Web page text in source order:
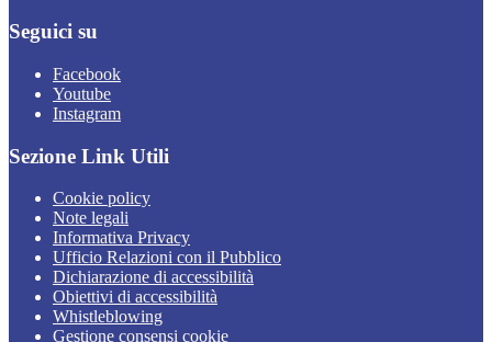
Seguici su
Facebook
Youtube
Instagram
Sezione Link Utili
Cookie policy
Note legali
Informativa Privacy
Ufficio Relazioni con il Pubblico
Dichiarazione di accessibilità
Obiettivi di accessibilità
Whistleblowing
Gestione consensi cookie